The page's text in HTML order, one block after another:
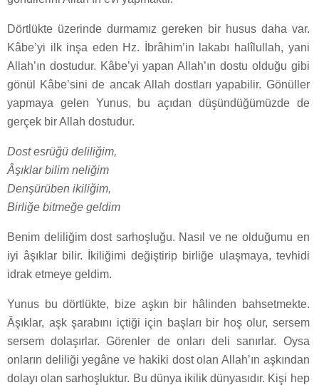
Dörtlükte üzerinde durmamız gereken bir husus daha var.
Kâbe’yi ilk inşa eden Hz. İbrâhim’in lakabı halîlullah, yani
Allah’ın dostudur. Kâbe’yi yapan Allah’ın dostu olduğu gibi
gönül Kâbe’sini de ancak Allah dostları yapabilir. Gönüller
yapmaya gelen Yunus, bu açıdan düşündüğümüzde de
gerçek bir Allah dostudur.
Dost esrüğü deliliğim,
Âşıklar bilim neliğim
Denşürüben ikiliğim,
Birliğe bitmeğe geldim
Benim deliliğim dost sarhoşluğu. Nasıl ve ne olduğumu en
iyi âşıklar bilir. İkiliğimi değiştirip birliğe ulaşmaya, tevhidi
idrak etmeye geldim.
Yunus bu dörtlükte, bize aşkın bir hâlinden bahsetmekte.
Âşıklar, aşk şarabını içtiği için başları bir hoş olur, sersem
sersem dolaşırlar. Görenler de onları deli sanırlar. Oysa
onların deliliği yegâne ve hakiki dost olan Allah’ın aşkından
dolayı olan sarhoşluktur. Bu dünya ikilik dünyasıdır. Kişi hep